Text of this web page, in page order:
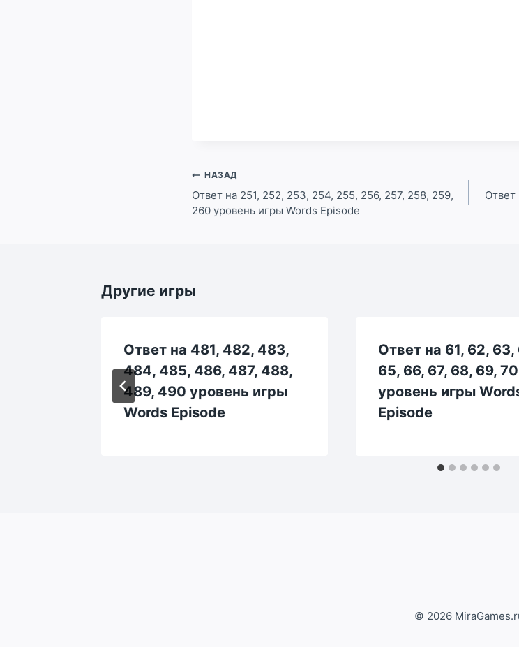
Навигация
по
записям
НАЗАД
Ответ на 251, 252, 253, 254, 255, 256, 257, 258, 259,
260 уровень игры Words Episode
Ответ
Другие игры
Ответ на 481, 482, 483,
484, 485, 486, 487, 488,
489, 490 уровень игры
Words Episode
Ответ на 61, 62, 63,
65, 66, 67, 68, 69, 70
уровень игры
Episode
© 2026